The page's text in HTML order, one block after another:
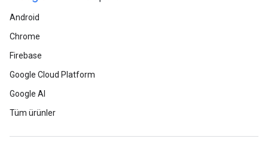
Android
Chrome
Firebase
Google Cloud Platform
Google AI
Tüm ürünler